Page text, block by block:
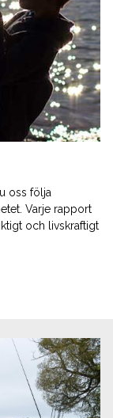
oss följa
Varje rapport
och livskraftigt